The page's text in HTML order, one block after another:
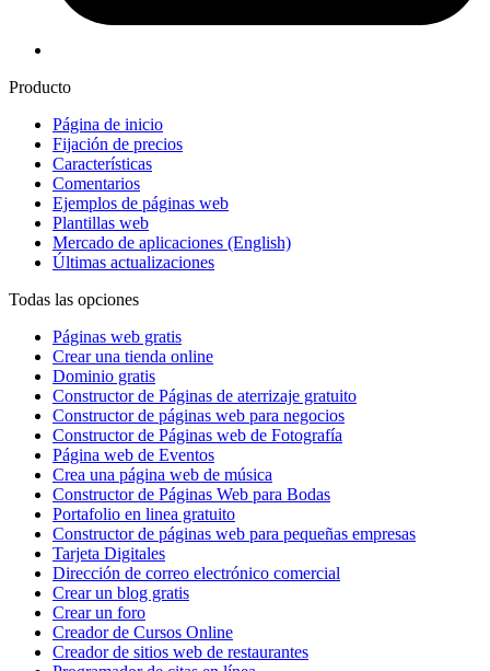
Producto
Página de inicio
Fijación de precios
Características
Comentarios
Ejemplos de páginas web
Plantillas web
Mercado de aplicaciones (English)
Últimas actualizaciones
Todas las opciones
Páginas web gratis
Crear una tienda online
Dominio gratis
Constructor de Páginas de aterrizaje gratuito
Constructor de páginas web para negocios
Constructor de Páginas web de Fotografía
Página web de Eventos
Crea una página web de música
Constructor de Páginas Web para Bodas
Portafolio en linea gratuito
Constructor de páginas web para pequeñas empresas
Tarjeta Digitales
Dirección de correo electrónico comercial
Crear un blog gratis
Crear un foro
Creador de Cursos Online
Creador de sitios web de restaurantes